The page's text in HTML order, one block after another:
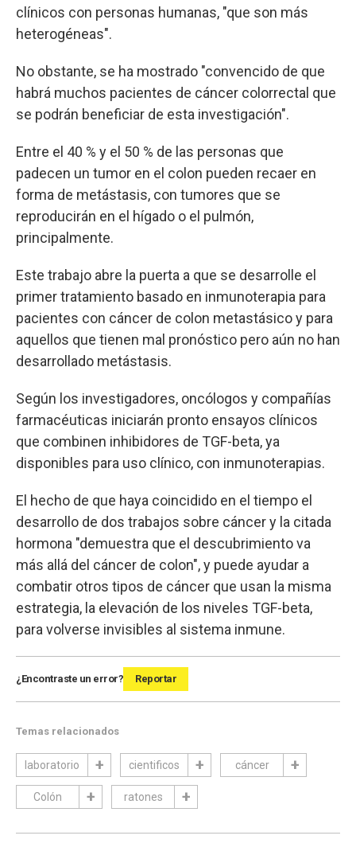
clínicos con personas humanas, "que son más
heterogéneas".
No obstante, se ha mostrado "convencido de que
habrá muchos pacientes de cáncer colorrectal que
se podrán beneficiar de esta investigación".
Entre el 40 % y el 50 % de las personas que
padecen un tumor en el colon pueden recaer en
forma de metástasis, con tumores que se
reproducirán en el hígado o el pulmón,
principalmente.
Este trabajo abre la puerta a que se desarrolle el
primer tratamiento basado en inmunoterapia para
pacientes con cáncer de colon metastásico y para
aquellos que tienen mal pronóstico pero aún no han
desarrollado metástasis.
Según los investigadores, oncólogos y compañías
farmacéuticas iniciarán pronto ensayos clínicos
que combinen inhibidores de TGF-beta, ya
disponibles para uso clínico, con inmunoterapias.
El hecho de que haya coincidido en el tiempo el
desarrollo de dos trabajos sobre cáncer y la citada
hormona "demuestra que el descubrimiento va
más allá del cáncer de colon", y puede ayudar a
combatir otros tipos de cáncer que usan la misma
estrategia, la elevación de los niveles TGF-beta,
para volverse invisibles al sistema inmune.
¿Encontraste un error? Reportar
Temas relacionados
laboratorio cientificos cáncer
Colón ratones